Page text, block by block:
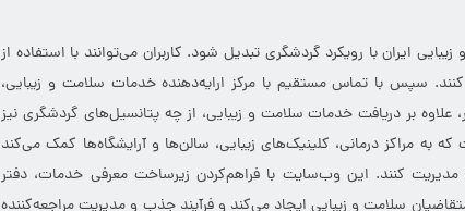
ایران با رویکرد گردشگری تبدیل شود. کاربران می‌توانند با استفاده از
سپس با تماس مستقیم با مرکز ارایه‌دهنده خدمات سلامت و زیبایی،
علاوه بر دریافت خدمات سلامت و زیبایی، از چه پتانسیل‌های گردشگری نیز
مراکز درمانی، کلینیک‌های زیبایی، سالن‌ها و آرایشگاه‌ها کمک می‌کند
کنند. این وب‌سایت با فراهم‌کردن زیرساخت معرفی خدمات، دفتر
سلامت و زیبایی ایجاد می‌کند و فرآیند جذب و مدیریت مراجعه‌کننده